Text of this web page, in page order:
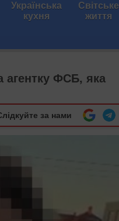
Українська
кухня
Світське
життя
агентку ФСБ, яка
за нами